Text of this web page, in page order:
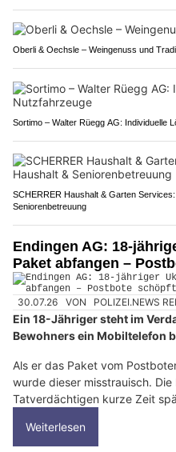
Oberli & Oechsle – Weingenuss und
Sortimo – Walter Rüegg AG: Individuelle
SCHERRER Haushalt & Garten
Seniorenbetreuung
Endingen AG: 18-
Paket abfangen –
30.07.26 VON POLIZEI.NEWS
Ein 18-Jähriger steht im
Bewohners ein Mobiltelefon
Als er das Paket vom
wurde dieser misstrauisch. Die
Tatverdächtigen kurze Zeit
Weiterlesen